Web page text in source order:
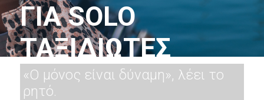
ΓΙΑ SOLO
ΤΑΞΙΔΙΩΤΕΣ
«Ο μόνος είναι δύναμη», λέει το
ρητό.